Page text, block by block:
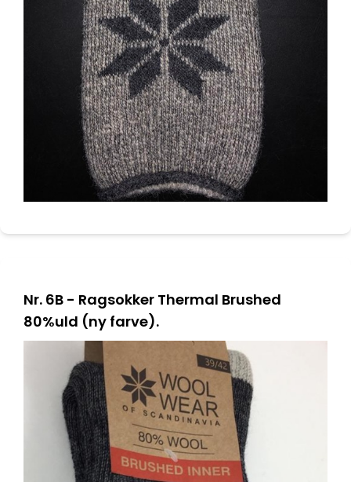
Nr. 6B - Ragsokker Thermal Brushed
80%uld (ny farve).